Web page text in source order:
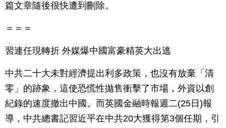
篇文章隨後很快遭到刪除。
＝＝＝
習連任現轉折 外媒爆中國富豪精英大出逃
中共二十大未對經濟提出利多政策，也沒有放棄「清
零」的跡象，這使恐慌性拋售衝擊了市場，外資以創
紀錄的速度撤出中國。而英國金融時報週二(25日)報
導，中共總書記習近平在中共20大獲得第3個任期，引